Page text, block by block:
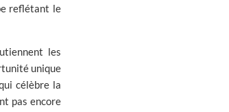
reflétant le
les
unique
célèbre la
pas encore